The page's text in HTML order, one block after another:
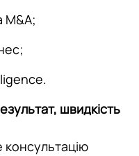
M&A;
швидкість
консультацію